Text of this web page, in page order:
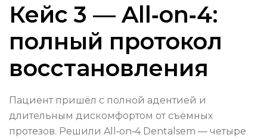
Кейс 3 — All‑on‑4:
полный протокол
восстановления
Пациент пришёл с полной адентией и
длительным дискомфортом от съёмных
протезов. Решили All‑on‑4 Dentalsem — четыре